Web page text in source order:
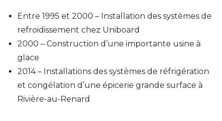
Entre 1995 et 2000 – Installation des systèmes de
refroidissement chez Uniboard
2000 – Construction d’une importante usine à
glace
2014 – Installations des systèmes de réfrigération
et congélation d’une épicerie grande surface à
Rivière-au-Renard